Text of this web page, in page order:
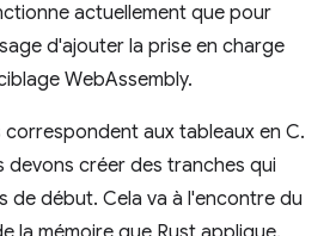
actuellement que pour
d'ajouter la prise en charge
WebAssembly.
correspondent aux tableaux en C.
devons créer des tranches qui
de début. Cela va à l'encontre du